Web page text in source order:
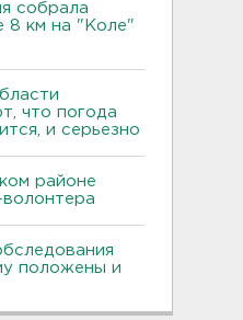
собрала
8 км на "Коле"
что погода
и серьезно
районе
положены и